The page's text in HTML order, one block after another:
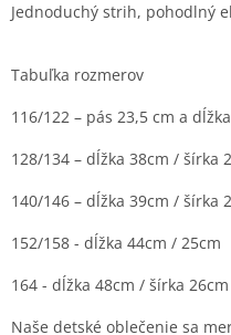
Jednoduchý strih, pohodlný
Tabuľka rozmerov
116/122 – pás 23,5 cm a
128/134 – dĺžka 38cm / šírka
140/146 – dĺžka 39cm / šírka
152/158 - dĺžka 44cm / 25cm
164 - dĺžka 48cm / šírka 26cm
Naše detské oblečenie sa